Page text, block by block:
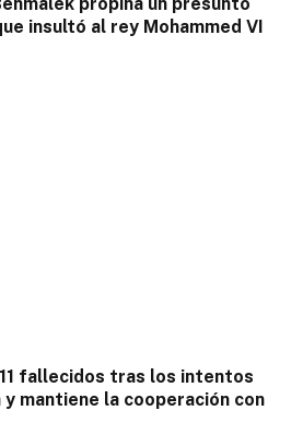
insultó al rey Mohammed VI
fallecidos tras los intentos
y mantiene la cooperación con